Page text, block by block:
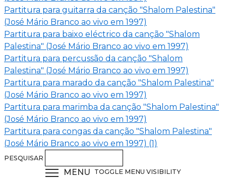
Partitura para guitarra da canção "Shalom Palestina"
(José Mário Branco ao vivo em 1997)
Partitura para baixo eléctrico da canção "Shalom
Palestina" (José Mário Branco ao vivo em 1997)
Partitura para percussão da canção "Shalom
Palestina" (José Mário Branco ao vivo em 1997)
Partitura para marado da canção "Shalom Palestina"
(José Mário Branco ao vivo em 1997)
Partitura para marimba da canção "Shalom Palestina"
(José Mário Branco ao vivo em 1997)
Partitura para congas da canção "Shalom Palestina"
(José Mário Branco ao vivo em 1997) (1)
PESQUISAR
MENU TOGGLE MENU VISIBILITY